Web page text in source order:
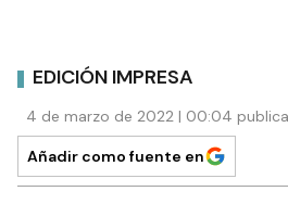
EDICIÓN IMPRESA
4 de marzo de 2022 | 00:04
Añadir como fuente en